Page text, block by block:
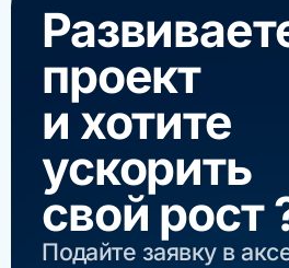
проект
и хотите
ускорить
свой рост
Подайте заявку в